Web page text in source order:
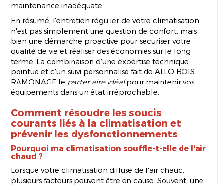
maintenance inadéquate.
En résumé, l'entretien régulier de votre climatisation
n'est pas simplement une question de confort, mais
bien une démarche proactive pour sécuriser votre
qualité de vie et réaliser des économies sur le long
terme. La combinaison d'une expertise technique
pointue et d'un suivi personnalisé fait de ALLO BOIS
RAMONAGE le partenaire idéalpour maintenir vos
équipements dans un état irréprochable.
Comment résoudre les soucis
courants liés à la climatisation et
prévenir les dysfonctionnements
Pourquoi ma climatisation souffle-t-elle de l'air
chaud ?
Lorsque votre climatisation diffuse de l'air chaud,
plusieurs facteurs peuvent être en cause. Souvent, une